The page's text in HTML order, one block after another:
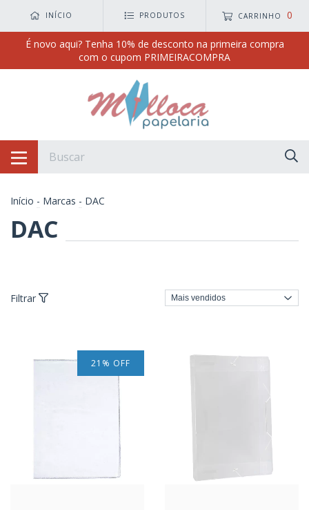
INÍCIO PRODUTOS CARRINHO 0
É novo aqui? Tenha 10% de desconto na primeira compra
com o cupom PRIMEIRACOMPRA
Início - Marcas - DAC
DAC
Filtrar
21 % OFF